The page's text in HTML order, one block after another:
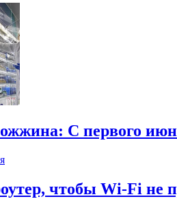
С первого
чтобы Wi-Fi не